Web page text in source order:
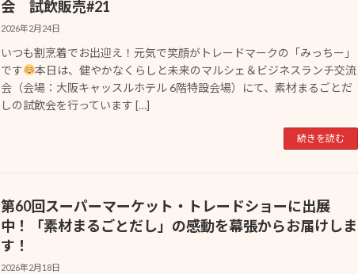
会 試飲販売#21
2026年2月24日
いつも割烹着でお出迎え！元気で笑顔がトレードマークの「みっちー」
です
本日は、健やかなくらしと未来のマルシェ＆ビジネスランチ交流
会（会場：大阪キャッスルホテル 6階特設会場）にて、素材まるごとだ
しの試飲会を行っています […]
続きを読む
第60回スーパーマーケット・トレードショーに出展
中！「素材まるごとだし」の感動を幕張からお届けしま
す！
2026年2月18日